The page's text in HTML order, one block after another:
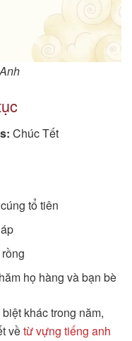
Chúc Tết
tổ tiên
họ hàng và bạn bè
khác trong năm,
vềtừ vựng tiếng anh